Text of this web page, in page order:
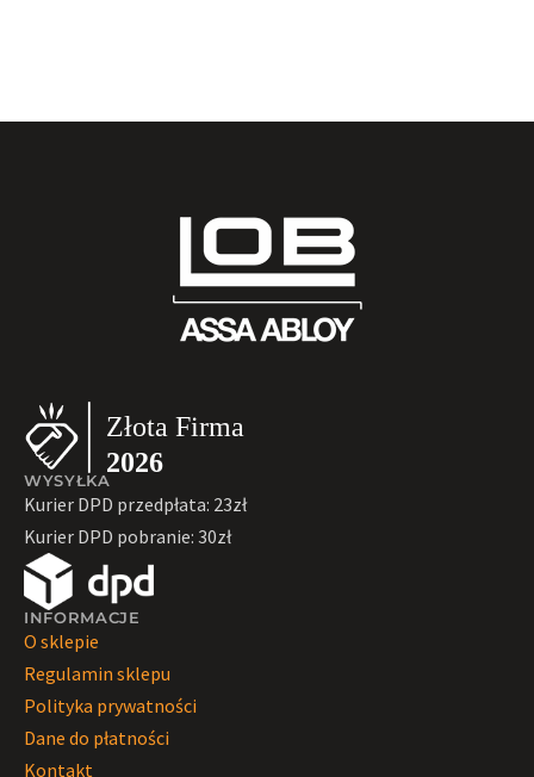
WYSYŁKA
Kurier DPD przedpłata: 23zł
Kurier DPD pobranie: 30zł
INFORMACJE
O sklepie
Regulamin sklepu
Polityka prywatności
Dane do płatności
Kontakt